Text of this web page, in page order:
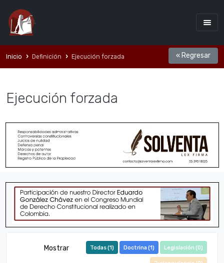
Inicio Definición Ejecución forzada « Regresar
Ejecución forzada
Mostrar Todas (1) Doctrina (1) Legislación (0)